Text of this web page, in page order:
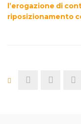
l’erogazione di
riposizionamento